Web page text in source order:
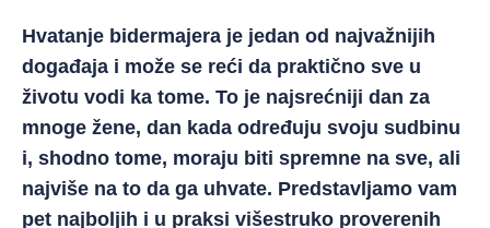
Hvatanje bidermajera je jedan od najvažnijih
događaja i može se reći da praktično sve u
životu vodi ka tome. To je najsrećniji dan za
mnoge žene, dan kada određuju svoju sudbinu
i, shodno tome, moraju biti spremne na sve, ali
najviše na to da ga uhvate. Predstavljamo vam
pet najboljih i u praksi višestruko proverenih